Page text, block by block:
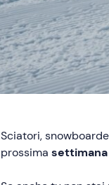
Sciatori,
prossima